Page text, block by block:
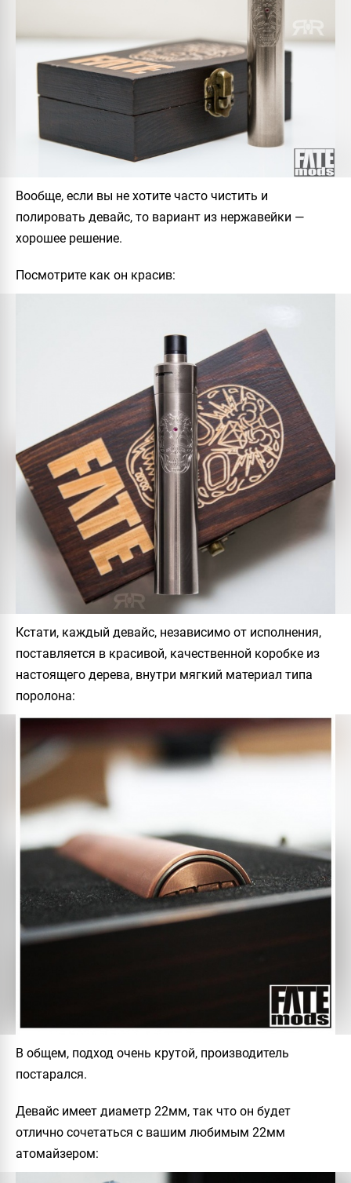
Вообще, если вы не хотите часто чистить и
полировать девайс, то вариант из нержавейки —
хорошее решение.
Посмотрите как он красив:
Кстати, каждый девайс, независимо от исполнения,
поставляется в красивой, качественной коробке из
настоящего дерева, внутри мягкий материал типа
поролона:
В общем, подход очень крутой, производитель
постарался.
Девайс имеет диаметр 22мм, так что он будет
отлично сочетаться с вашим любимым 22мм
атомайзером: